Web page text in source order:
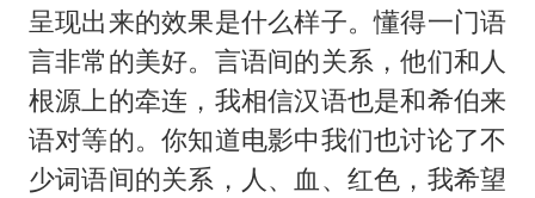
呈现出来的效果是什么样子。懂得一门语
言非常的美好。言语间的关系，他们和人
根源上的牵连，我相信汉语也是和希伯来
语对等的。你知道电影中我们也讨论了不
少词语间的关系，人、血、红色，我希望